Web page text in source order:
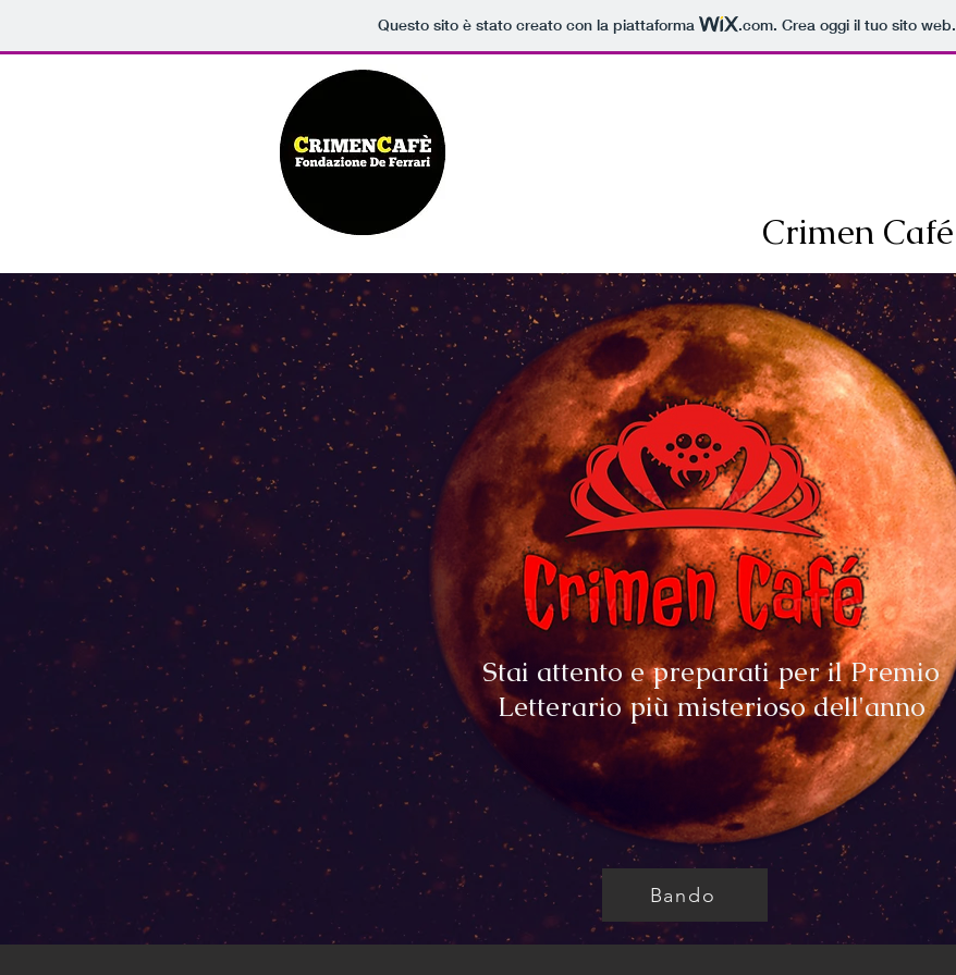
Questo sito è stato creato con la piattaforma .com. Crea oggi il tuo sito web.
Crimen Café
Il Premio per opere
inedite
Stai attento e preparati per il Premio
Letterario più misterioso dell'anno
Bando